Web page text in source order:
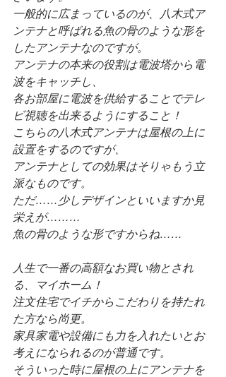
一般的に広まっているのが、八木式ア
ンテナと呼ばれる魚の骨のような形を
したアンテナなのですが。
アンテナの本来の役割は電波塔から電
波をキャッチし、
各お部屋に電波を供給することでテレ
ビ視聴を出来るようにすること！
こちらの八木式アンテナは屋根の上に
設置をするのですが、
アンテナとしての効果はそりゃもう立
派なものです。
ただ……少しデザインといいますか見
栄えが………
魚の骨のような形ですからね……
人生で一番の高額なお買い物とされ
る、マイホーム！
注文住宅でイチからこだわりを持たれ
た方なら尚更。
家具家電や設備にも力を入れたいとお
考えになられるのが普通です。
そういった時に屋根の上にアンテナを